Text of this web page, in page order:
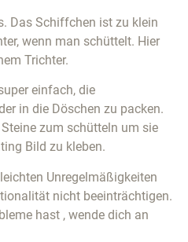
Das Schiffchen ist zu klein
wenn man schüttelt. Hier
Trichter.
einfach, die
in die Döschen zu packen.
zum schütteln um sie
Bild zu kleben.
Unregelmäßigkeiten
nicht beeinträchtigen.
hast , wende dich an